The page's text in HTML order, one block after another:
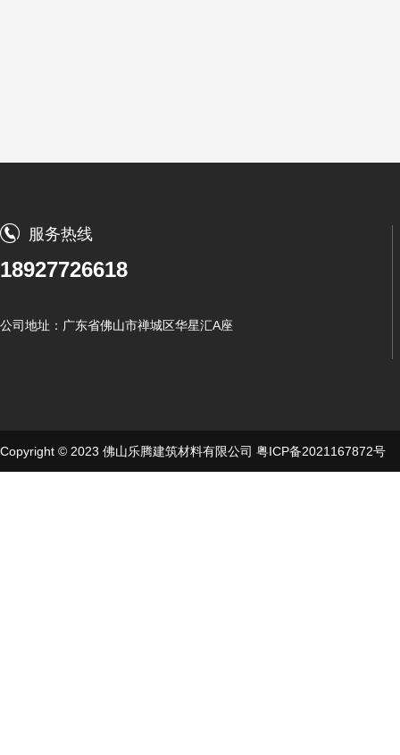
服务热线
18927726618
公司地址：广东省佛山市禅城区华星汇A座
Copyright © 2023 佛山乐腾建筑材料有限公司 粤ICP备2021167872号